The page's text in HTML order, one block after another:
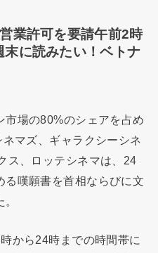
業許可を要請午前2時
末に読みたい！ベトナ
市場の80%のシェアを占め
マズ、ギャラクシーシネ
ス、ロッテシネマは、24
る嘆願書を首相ならびに文
から24時までの時間帯に